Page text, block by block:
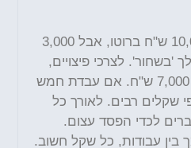
נניח שאתה מרוויח 10,000 ש"ח ברוטו, אבל 3,000
לצרכי פיצויים,
המדינה רואה שקיבלת 7,000 ש"ח. אם עבדת חמש
רבים. לאורך כל
לכדי הפסד עצום.
כל שקל חשוב.